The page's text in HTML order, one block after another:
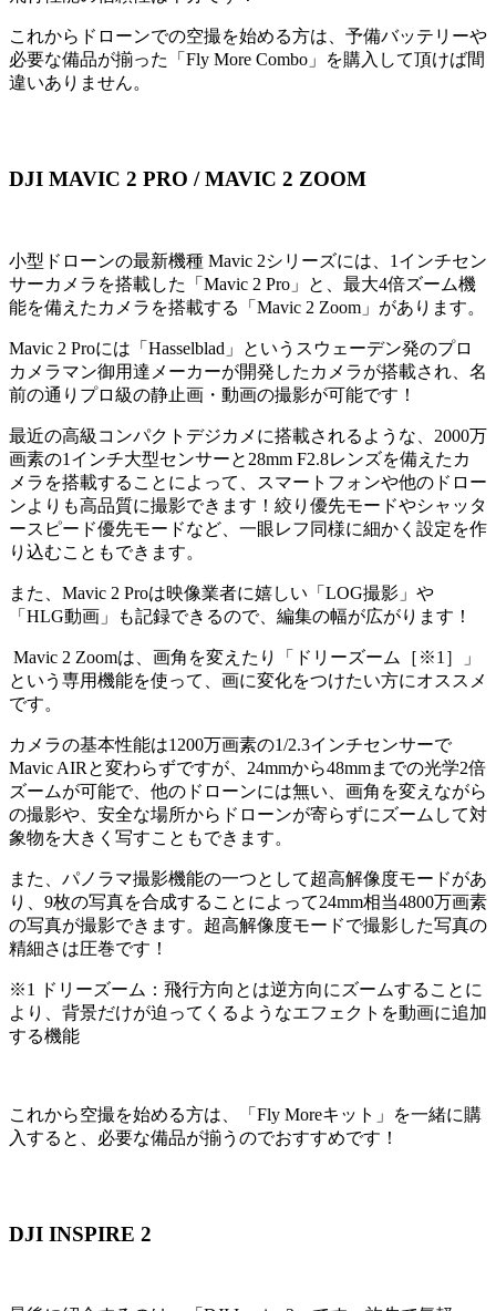
これからドローンでの空撮を始める方は、予備バッテリーや
必要な備品が揃った「Fly More Combo」を購入して頂けば間
違いありません。
DJI MAVIC 2 PRO / MAVIC 2 ZOOM
小型ドローンの最新機種 Mavic 2シリーズには、1インチセン
サーカメラを搭載した「Mavic 2 Pro」と、最大4倍ズーム機
能を備えたカメラを搭載する「Mavic 2 Zoom」があります。
Mavic 2 Proには「Hasselblad」というスウェーデン発のプロ
カメラマン御用達メーカーが開発したカメラが搭載され、名
前の通りプロ級の静止画・動画の撮影が可能です！
最近の高級コンパクトデジカメに搭載されるような、2000万
画素の1インチ大型センサーと28mm F2.8レンズを備えたカ
メラを搭載することによって、スマートフォンや他のドロー
ンよりも高品質に撮影できます！絞り優先モードやシャッタ
ースピード優先モードなど、一眼レフ同様に細かく設定を作
り込むこともできます。
また、Mavic 2 Proは映像業者に嬉しい「LOG撮影」や
「HLG動画」も記録できるので、編集の幅が広がります！
Mavic 2 Zoomは、画角を変えたり「ドリーズーム［※1］」
という専用機能を使って、画に変化をつけたい方にオススメ
です。
カメラの基本性能は1200万画素の1/2.3インチセンサーで
Mavic AIRと変わらずですが、24mmから48mmまでの光学2倍
ズームが可能で、他のドローンには無い、画角を変えながら
の撮影や、安全な場所からドローンが寄らずにズームして対
象物を大きく写すこともできます。
また、パノラマ撮影機能の一つとして超高解像度モードがあ
り、9枚の写真を合成することによって24mm相当4800万画素
の写真が撮影できます。超高解像度モードで撮影した写真の
精細さは圧巻です！
※1 ドリーズーム：飛行方向とは逆方向にズームすることに
より、背景だけが迫ってくるようなエフェクトを動画に追加
する機能
これから空撮を始める方は、「Fly Moreキット」を一緒に購
入すると、必要な備品が揃うのでおすすめです！
DJI INSPIRE 2